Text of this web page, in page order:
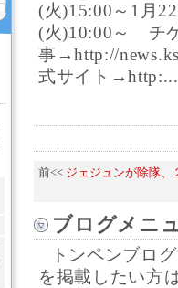
(火)15:00～1月
(火)10:00～ チ
事→http://
式サイト→http:...
前<< ジェジュンが除隊、
ブログメニ
トンペンブロ
を掲載したい方